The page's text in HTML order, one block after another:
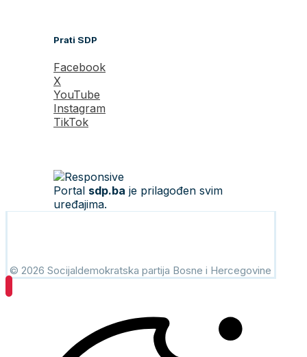
Prati SDP
Facebook
X
YouTube
Instagram
TikTok
Portal sdp.ba je prilagođen svim
uređajima.
© 2026 Socijaldemokratska partija Bosne i Hercegovine